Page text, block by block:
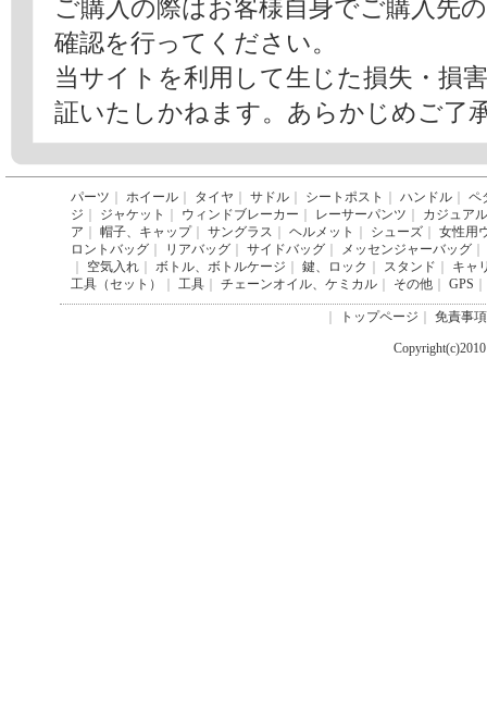
ご購入の際はお客様自身でご購入先
確認を行ってください。
当サイトを利用して生じた損失・損
証いたしかねます。あらかじめご了
パーツ ホイール タイヤ サドル シートポスト ハンドル
ペ
ジ
ジャケット ウィンドブレーカー レーサーパンツ
カジュア
ア
帽子、キャップ｜ サングラス ヘルメット シューズ
女性用
ロントバッグ
リアバッグ サイドバッグ メッセンジャーバッグ
空気入れ ボトル、ボトルケージ 鍵、ロック スタンド
キャ
工具（セット）
工具 チェーンオイル、ケミカル その他 GPS
トップページ 免責事項